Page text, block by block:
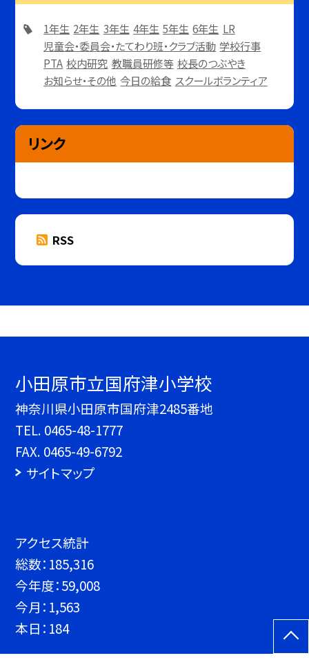
1年生 2年生 3年生 4年生 5年生 6年生 LR
児童会・委員会・たてわり班・クラブ活動 学校行事
PTA 校内研究 教職員研修等 校長のつぶやき
お知らせ・その他 今日の給食 スクールボランティア
リンク
RSS
小田原市立国府津小学校
神奈川県小田原市国府津2485番地
TEL. 0465-48-1777
FAX. 0465-49-6792
サイトマップ
アクセス統計
総数： 185,316
今年度：59,008
今月： 1,563
本日： 184